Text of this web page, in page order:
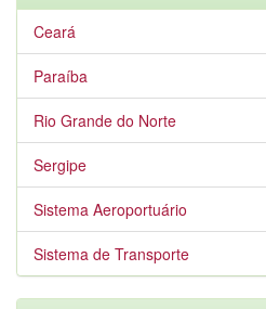
Ceará
Paraíba
Rio Grande do Norte
Sergipe
Sistema Aeroportuário
Sistema de Transporte